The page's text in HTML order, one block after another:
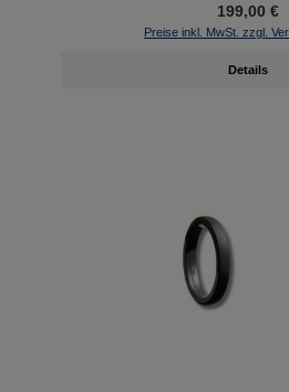
199,00 €
Preise inkl. MwSt. zzgl.
Details